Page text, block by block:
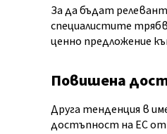
За да бъдат
специалистите
ценно предложение
Повишена
Друга тенденция в
достъпност на ЕС от